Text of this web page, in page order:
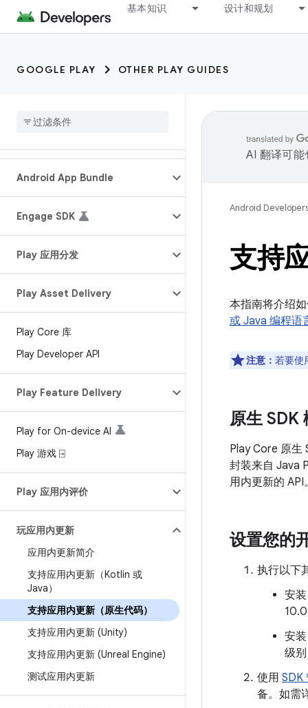
基本知识 设计和规划
GOOGLE PLAY OTHER PLAY GUIDES
Android App Bundle
Engage SDK
Play 应用分发
Play Asset Delivery
Play Core 库
Play Developer API
Play Feature Delivery
Play for On-device AI
Play 游戏 ⍈
Play 应用内评价
玩应用内更新
应用内更新简介
支持应用内更新（Kotlin 或
Java）
支持应用内更新（原生代码）
支持应用内更新 (Unity)
支持应用内更新 (Unreal Engine)
测试应用内更新
AI 翻译可能
Android
支持
本指南将介绍
或 Java 编程语
注意： 若要使
原生 SDK
Play Core 原生
封装来自 Java
用内更新的 API
设置您的
执行以下
安
安
级
使用 SDK
备。如需